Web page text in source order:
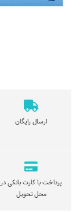
ارسال رایگان
پرداخت با کارت بانکی در
محل تحویل